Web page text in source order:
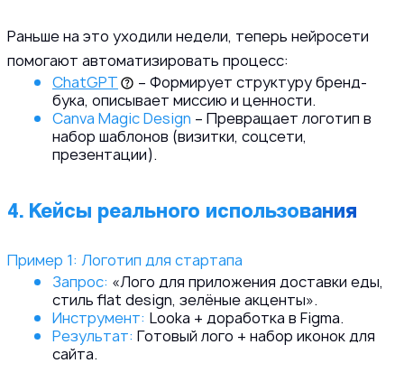
Раньше на это уходили недели, теперь нейросети
помогают автоматизировать процесс:
ChatGPT
– Формирует структуру бренд-
бука, описывает миссию и ценности.
Canva Magic Design – Превращает логотип в
набор шаблонов (визитки, соцсети,
презентации).
4. Кейсы реального использования
Пример 1: Логотип для стартапа
Запрос: «Лого для приложения доставки еды,
стиль flat design, зелёные акценты».
Инструмент: Looka + доработка в Figma.
Результат: Готовый лого + набор иконок для
сайта.